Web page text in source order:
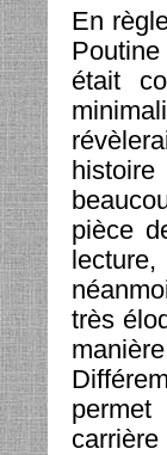
En
était
pièce
très
carrière